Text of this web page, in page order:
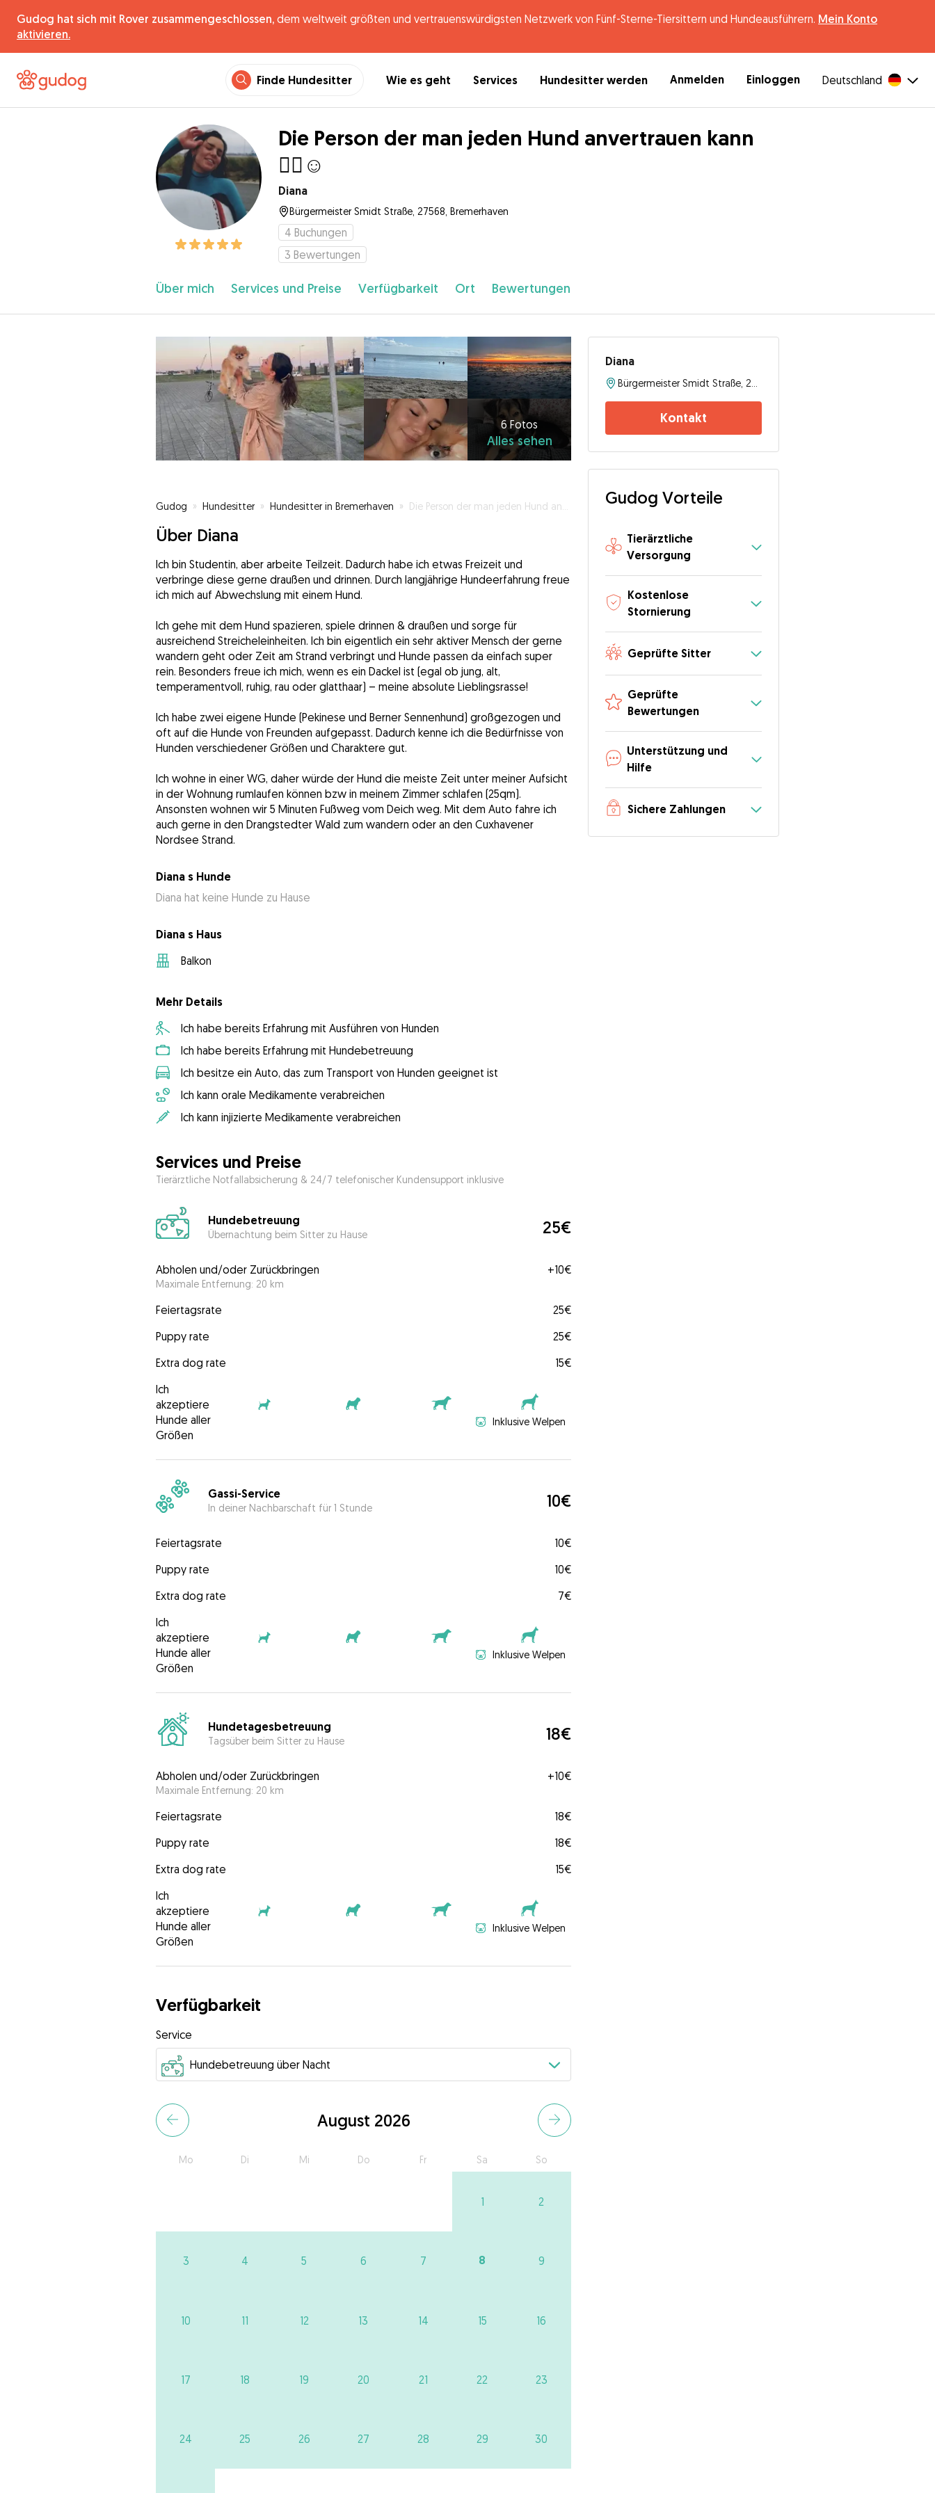
Gudog hat sich mit Rover zusammengeschlossen, dem weltweit größten und vertrauenswürdigsten Netzwerk von Fünf-Sterne-Tiersittern und Hundeausführern. Mein Konto
aktivieren.
Finde Hundesitter Wie es geht Services Hundesitter werden Anmelden Einloggen Deutschland
Die Person der man jeden Hund anvertrauen kann
🙂‍↕️☺️
Diana
Bürgermeister Smidt Straße, 27568, Bremerhaven
4 Buchungen
3 Bewertungen
Über mich Services und Preise Verfügbarkeit Ort Bewertungen
6 Fotos
Alles sehen
Gudog » Hundesitter » Hundesitter in Bremerhaven » Die Person der man jeden Hund anvertrauen kann 🙂‍↕️☺️
Über Diana
Ich bin Studentin, aber arbeite Teilzeit. Dadurch habe ich etwas Freizeit und
verbringe diese gerne draußen und drinnen. Durch langjährige Hundeerfahrung freue
ich mich auf Abwechslung mit einem Hund.
Ich gehe mit dem Hund spazieren, spiele drinnen & draußen und sorge für
ausreichend Streicheleinheiten. Ich bin eigentlich ein sehr aktiver Mensch der gerne
wandern geht oder Zeit am Strand verbringt und Hunde passen da einfach super
rein. Besonders freue ich mich, wenn es ein Dackel ist (egal ob jung, alt,
temperamentvoll, ruhig, rau oder glatthaar) – meine absolute Lieblingsrasse!
Ich habe zwei eigene Hunde (Pekinese und Berner Sennenhund) großgezogen und
oft auf die Hunde von Freunden aufgepasst. Dadurch kenne ich die Bedürfnisse von
Hunden verschiedener Größen und Charaktere gut.
Ich wohne in einer WG, daher würde der Hund die meiste Zeit unter meiner Aufsicht
in der Wohnung rumlaufen können bzw in meinem Zimmer schlafen (25qm).
Ansonsten wohnen wir 5 Minuten Fußweg vom Deich weg. Mit dem Auto fahre ich
auch gerne in den Drangstedter Wald zum wandern oder an den Cuxhavener
Nordsee Strand.
Diana s Hunde
Diana hat keine Hunde zu Hause
Diana s Haus
Balkon
Mehr Details
Ich habe bereits Erfahrung mit Ausführen von Hunden
Ich habe bereits Erfahrung mit Hundebetreuung
Ich besitze ein Auto, das zum Transport von Hunden geeignet ist
Ich kann orale Medikamente verabreichen
Ich kann injizierte Medikamente verabreichen
Services und Preise
Tierärztliche Notfallabsicherung & 24/7 telefonischer Kundensupport inklusive
Hundebetreuung
Übernachtung beim Sitter zu Hause 25€
Abholen und/oder Zurückbringen
Maximale Entfernung: 20 km
+10€
Feiertagsrate
25€
Puppy rate
25€
Extra dog rate
15€
Ich
akzeptiere
Hunde aller
Größen
Inklusive Welpen
Gassi-Service
In deiner Nachbarschaft für 1 Stunde 10€
Feiertagsrate
10€
Puppy rate
10€
Extra dog rate
7€
Ich
akzeptiere
Hunde aller
Größen
Inklusive Welpen
Hundetagesbetreuung
Tagsüber beim Sitter zu Hause 18€
Abholen und/oder Zurückbringen
Maximale Entfernung: 20 km
+10€
Feiertagsrate
18€
Puppy rate
18€
Extra dog rate
15€
Ich
akzeptiere
Hunde aller
Größen
Inklusive Welpen
Verfügbarkeit
Service
August 2026
Mo Di Mi Do Fr Sa So
1 2
3 4 5 6 7 8 9
10 11 12 13 14 15 16
17 18 19 20 21 22 23
24 25 26 27 28 29 30
Diana
Kontakt
Gudog Vorteile
Tierärztliche
Versorgung
Kostenlose
Stornierung
Geprüfte Sitter
Geprüfte
Bewertungen
Unterstützung und
Hilfe
Sichere Zahlungen